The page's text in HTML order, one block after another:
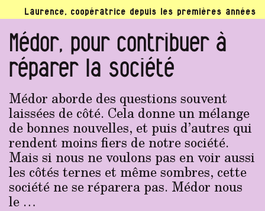
Laurence, coopératrice depuis les premières années
Médor, pour contribuer à
réparer la société
Médor aborde des questions souvent
laissées de côté. Cela donne un mélange
de bonnes nouvelles, et puis d’autres qui
rendent moins fiers de notre société.
Mais si nous ne voulons pas en voir aussi
les côtés ternes et même sombres, cette
société ne se réparera pas. Médor nous
le …